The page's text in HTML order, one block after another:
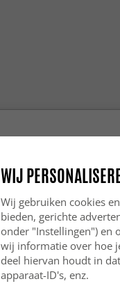
WIJ
Wij gebruiken cookies
bieden, gerichte
onder "Instellingen") en
wij informatie over hoe
deel hiervan houdt in
apparaat-ID's, enz.